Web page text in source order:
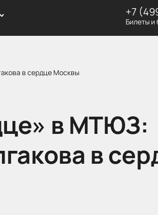
+7
Билеты и
в сердце Москвы
в МТЮЗ:
в